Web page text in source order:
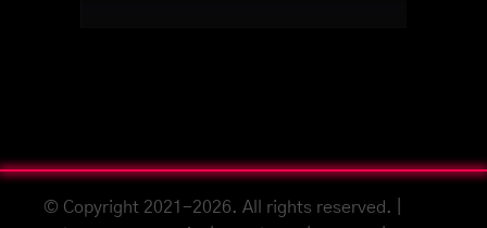
© Copyright 2021-2026. All rights reserved. |